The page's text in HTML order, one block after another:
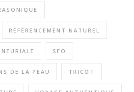
RÉFÉRENCEMENT NATUREL
SEO
DE LA PEAU TRICOT